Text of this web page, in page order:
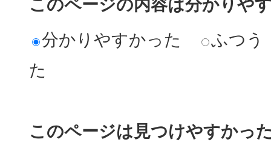
このページの内容は分かりや
分かりやすかった
ふつう
た
このページは見つけやすかっ